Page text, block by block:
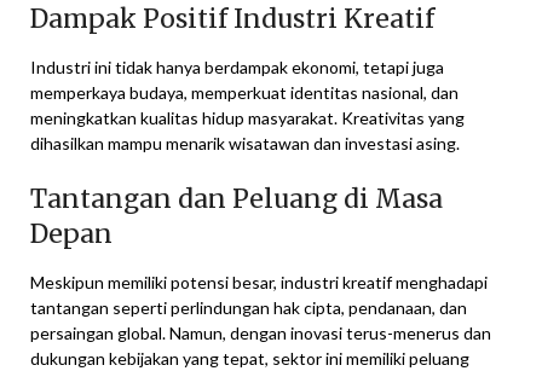
Dampak Positif Industri Kreatif
Industri ini tidak hanya berdampak ekonomi, tetapi juga
memperkaya budaya, memperkuat identitas nasional, dan
meningkatkan kualitas hidup masyarakat. Kreativitas yang
dihasilkan mampu menarik wisatawan dan investasi asing.
Tantangan dan Peluang di Masa
Depan
Meskipun memiliki potensi besar, industri kreatif menghadapi
tantangan seperti perlindungan hak cipta, pendanaan, dan
persaingan global. Namun, dengan inovasi terus-menerus dan
dukungan kebijakan yang tepat, sektor ini memiliki peluang